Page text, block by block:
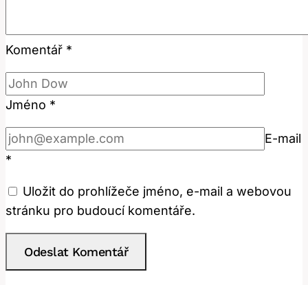
Komentář *
Jméno *
E-mail
*
Uložit do prohlížeče jméno, e-mail a webovou
stránku pro budoucí komentáře.